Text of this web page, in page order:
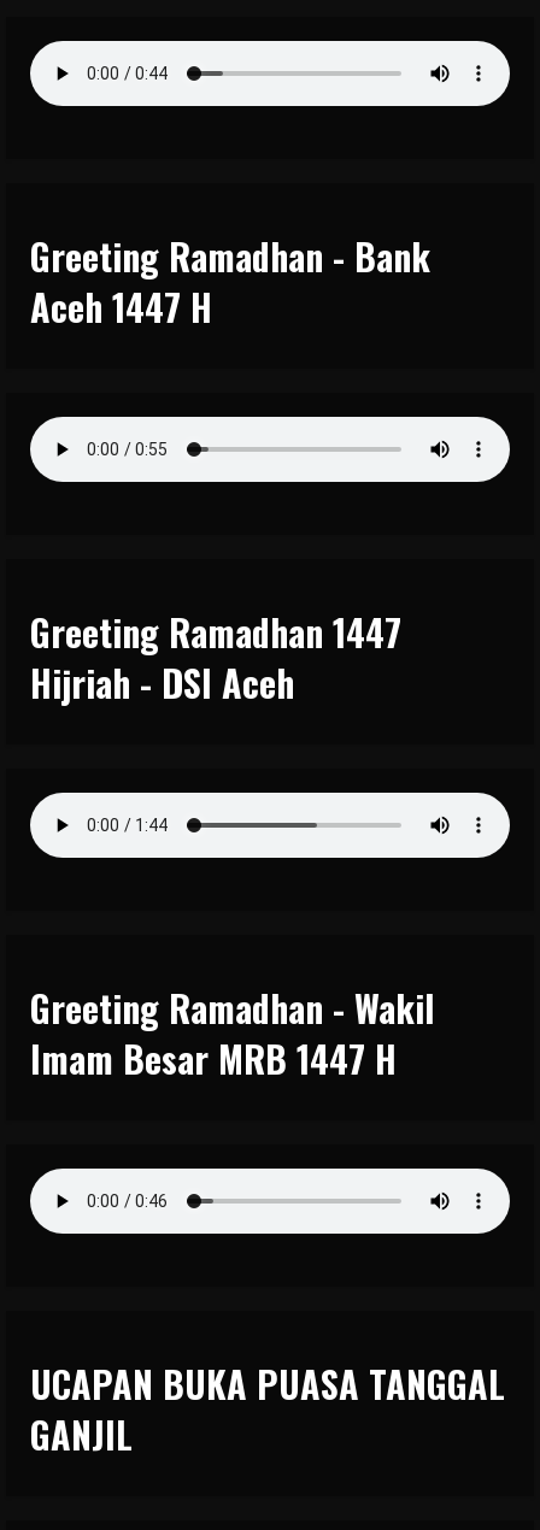
Greeting Ramadhan - Bank
Aceh 1447 H
Greeting Ramadhan 1447
Hijriah - DSI Aceh
Greeting Ramadhan - Wakil
Imam Besar MRB 1447 H
UCAPAN BUKA PUASA TANGGAL
GANJIL